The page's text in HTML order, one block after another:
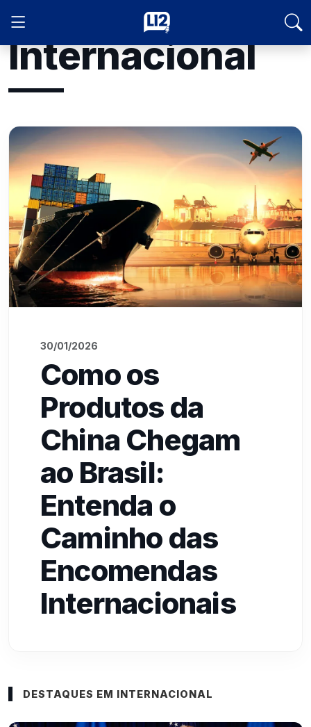
Internacional
30/01/2026
Como os
Produtos da
China Chegam
ao Brasil:
Entenda o
Caminho das
Encomendas
Internacionais
DESTAQUES EM INTERNACIONAL